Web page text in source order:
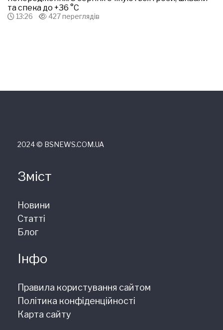
та спека до +36 °С
13:26 427 переглядів
2024 © ВSNEWS.COM.UA
Зміст
Новини
Статті
Блог
Інфо
Правила користування сайтом
Політика конфіденційності
Карта сайту